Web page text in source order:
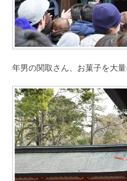
年男の関取さん、お菓子を大